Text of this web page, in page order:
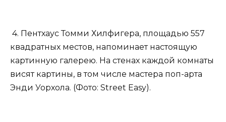
4. Пентхаус Томми Хилфигера, площадью 557
квадратных местов, напоминает настоящую
картинную галерею. На стенах каждой комнаты
висят картины, в том числе мастера поп-арта
Энди Уорхола. (Фото: Street Easy).